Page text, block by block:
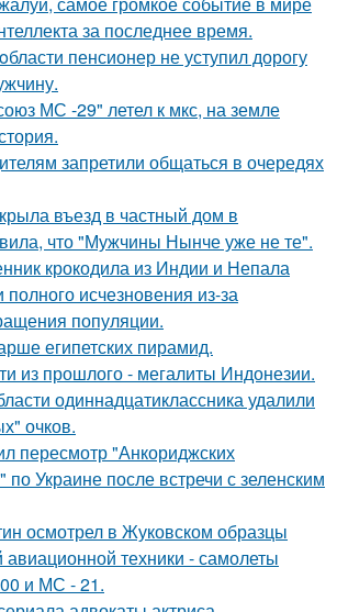
за последнее время.
пенсионер не уступил дорогу
МС -29" летел к мкс, на земле
запретили общаться в очередях
въезд в частный дом в
что "Мужчины Нынче уже не те".
крокодила из Индии и Непала
полного исчезновения из-за
популяции.
египетских пирамид.
из прошлого - мегалиты Индонезии.
одиннадцатиклассника удалили
очков.
пересмотр "Анкориджских
по Украине после встречи с зеленским
осмотрел в Жуковском образцы
авиационной техники - самолеты
и МС - 21.